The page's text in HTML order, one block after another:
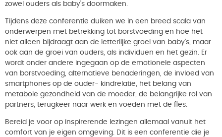
zowel ouders als baby’s doormaken.
Tijdens deze conferentie duiken we in een breed scala van
onderwerpen met betrekking tot borstvoeding en hoe het
niet alleen bijdraagt aan de letterlijke groei van baby’s, maar
ook aan de groei van ouders, als individuen en het gezin. Er
wordt onder andere ingegaan op de emotionele aspecten
van borstvoeding, alternatieve benaderingen, de invloed van
smartphones op de ouder- kindrelatie, het belang van
metabole gezondheid van de moeder, de belangrijke rol van
partners, terugkeer naar werk en voeden met de fles.
Bereid je voor op inspirerende lezingen allemaal vanuit het
comfort van je eigen omgeving. Dit is een conferentie die je